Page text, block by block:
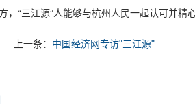
，“三江源”人能够与杭州人民一起认可并精
上一条： 中国经济网专访"三江源"